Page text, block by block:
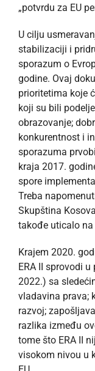
„potvrdu za EU
U cilju
stabilizaciji i
sporazum o
godine. Ovaj
prioritetima koje
koji su bili
obrazovanje;
konkurentnost i
sporazuma
kraja 2017.
spore
Treba
Skupština
takođe uticalo
Krajem 2020.
ERA II sprovodi
2022.) sa
vladavina prava;
razvoj;
razlika između
tome što ERA II
visokom nivou u